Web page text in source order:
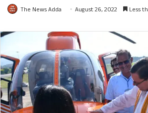
The News Adda August 26, 2022 Less